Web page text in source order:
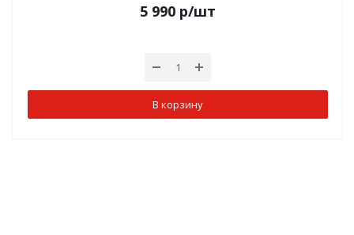
5 990 р/шт
В корзину